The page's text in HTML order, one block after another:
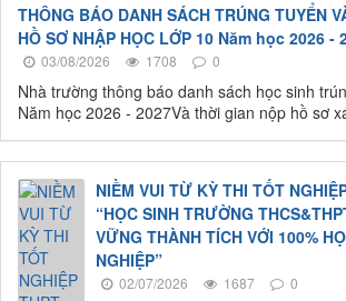
THÔNG BÁO DANH SÁCH TRÚNG TUYỂN
HỒ SƠ NHẬP HỌC LỚP 10 Năm học 2026 -
03/08/2026 1708 0
Nhà trường thông báo danh sách học sinh
Năm học 2026 - 2027Và thời gian nộp hồ sơ
NIỀM VUI TỪ KỲ THI TỐT
“HỌC SINH TRƯỜNG
VỮNG THÀNH TÍCH VỚI 100%
NGHIỆP”
02/07/2026 1687 0